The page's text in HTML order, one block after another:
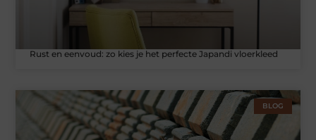
Rust en eenvoud: zo kies je het perfecte Japandi vloerkleed
BLOG